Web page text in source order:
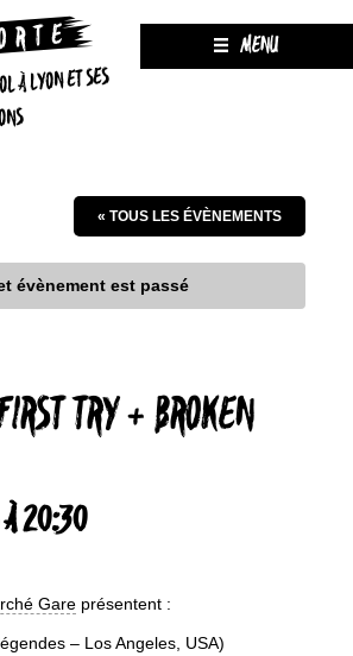
À LYON ET SES
MENU
« TOUS LES ÉVÈNEMENTS
évènement est passé
TRY + BROKEN
20:30
Gare présentent :
– Los Angeles, USA)